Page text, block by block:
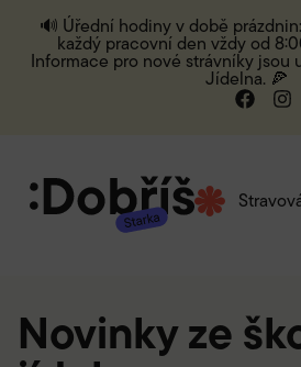
🔊 Úřední hodiny v době prázdnin:
každý pracovní den vždy od
Informace pro nové strávníky jsou
Jídelna. 🍕
Novinky ze